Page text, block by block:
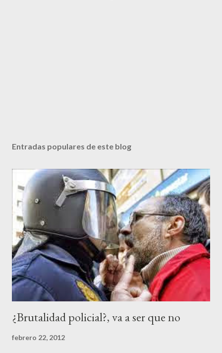
Entradas populares de este blog
¿Brutalidad policial?, va a ser que no
febrero 22, 2012